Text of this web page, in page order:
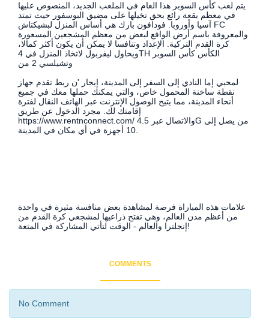
يتم لعب كأس السوبر هذا العام في الملعب الجديد، المنصوص عليها
في معظم بقعة رائع بحق تخيلها على مضيق البوسفور حيث تمتد
آسيا وأوروبا. فودافون بارك هي أساس المنزل لبشيكتاش FC
والمعروفة باسم أرض الواقع لبعض من معظم المشجعين المسعورة
كرة القدم التركية. الإعداد وتنافسا لا يمكن أن يكون أكثر كمالا،
ويحاول ليفربول لاتخاذ المنزل في 4TH الكأس كأس السوبر
وتشيلسي 2 من
لمحبي إما النادي إلى السفر إلى المدينة، إيجار 'ن ربط تقدم جهاز
نقطة ساخنة المحمول خاص، والتي يمكنك حملها معك في جميع
أنحاء المدينة، مما يتيح الوصول الإنترنت عبر الهاتف النقال لفترة
إقامتك لك. مجرد الدخول عن طريق
https://www.rentnconnect.com/ والاتصال عبر 4.5G من يصل إلى
علامات هذه المباراة فرصة لمشاهدة بعض منافسة مثيرة في واحدة
من أعظم مدن العالم، وهي تفتح ذراعيها لمشجعي كرة القدم من
إنجلترا والعالم - الوقت لتأتي المشاركة في المتعة!
COMMENTS
No Comment